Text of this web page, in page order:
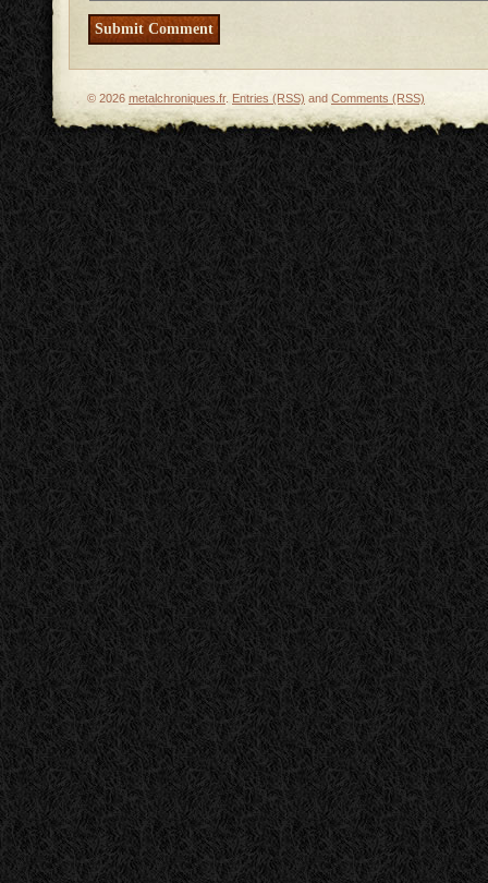
© 2026 metalchroniques.fr. Entries (RSS) and Comments (RSS)